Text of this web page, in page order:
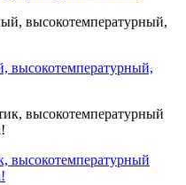
высокотемпературный,
высокотемпературный